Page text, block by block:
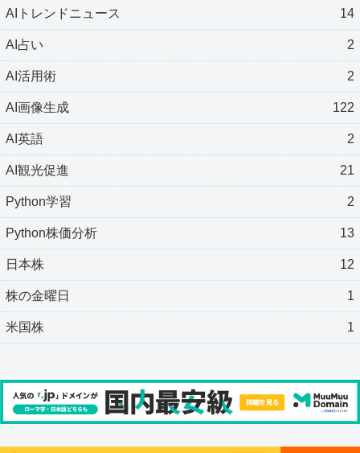
AIトレンドニュース 14
AI占い 2
AI活用術 2
AI画像生成 122
AI英語 2
AI観光促進 21
Python学習 2
Python株価分析 13
日本株 12
株の金曜日 1
米国株 1